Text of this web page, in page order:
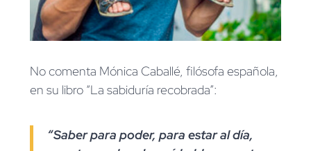
No comenta Mónica Caballé, filósofa española,
en su libro “La sabiduría recobrada”:
“Saber para poder, para estar al día,